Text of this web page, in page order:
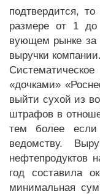
подтвердится,
размере от 1 до
вующем рынке за
выручки компании.
«дочками»
выйти сухой из
штрафов в
тем более если
ведомству.
нефте­продуктов
год составила
минимальная